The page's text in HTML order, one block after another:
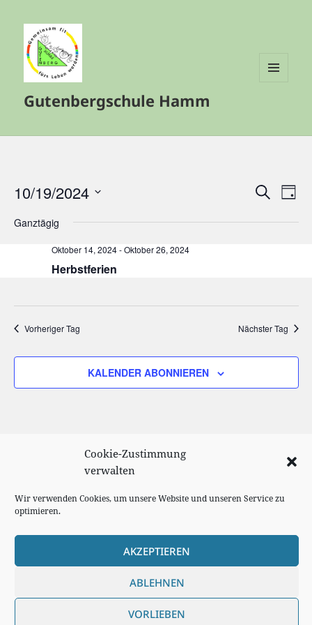
Cookie-Zustimmung
verwalten
Wir verwenden Cookies, um unsere Website und unseren Service zu
optimieren.
AKZEPTIEREN
ABLEHNEN
VORLIEBEN
Gutenbergschule Hamm
und
SUCHE
TAG
10/19/2024
wählen.
Ganztägig
Oktober 14, 2024-Oktober 26, 2024
Herbstferien
Vorheriger Tag Nächster Tag
KALENDER ABONNIEREN
Impressum